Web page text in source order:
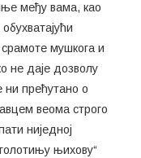
међу вама, као
мушкога и
не даје дозволу
ни прећутано о
веома строго
ниједној
њихову“